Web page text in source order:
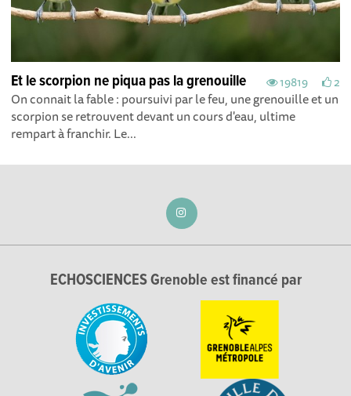
19819 2
Et le scorpion ne piqua pas la grenouille
On connait la fable : poursuivi par le feu, une grenouille et un
scorpion se retrouvent devant un cours d'eau, ultime
rempart à franchir. Le...
ECHOSCIENCES Grenoble est financé par